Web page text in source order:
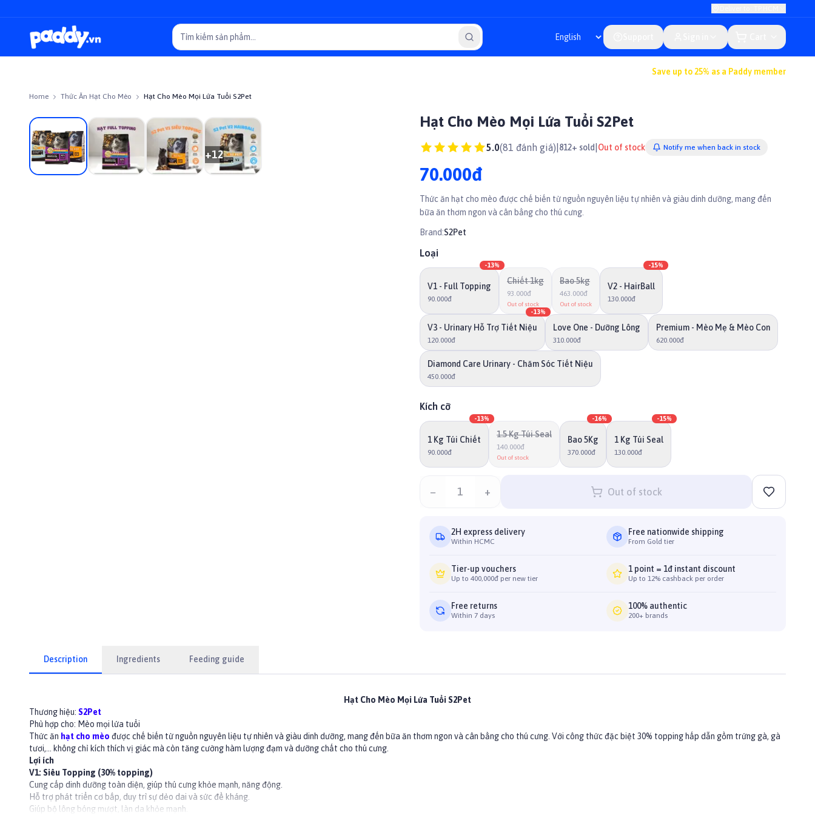
Save up to 25% as a Paddy member
Home Thức Ăn Hạt Cho Mèo Hạt Cho Mèo Mọi Lứa Tuổi S2Pet
+12
Hạt Cho Mèo Mọi Lứa Tuổi S2Pet
5.0(81 đánh giá) 812+ sold Out of stock Notify me when back in stock
70.000đ
Thức ăn hạt cho mèo được chế biến từ nguồn nguyên liệu tự nhiên và giàu dinh dưỡng, mang đến
bữa ăn thơm ngon và cân bằng cho thú cưng.
Brand:S2Pet
Loại
V1 - Full Topping
90.000đ
-13%
Chiết 1kg
93.000đ
Out of stock
Bao 5kg
463.000đ
Out of stock
V2 - HairBall
130.000đ
-15%
V3 - Urinary Hỗ Trợ Tiết Niệu
120.000đ
-13%
Love One - Dưỡng Lông
310.000đ
Premium - Mèo Mẹ & Mèo Con
620.000đ
Diamond Care Urinary - Chăm Sóc Tiết Niệu
450.000đ
Kích cỡ
1 Kg Túi Chiết
90.000đ
-13%
1.5 Kg Túi Seal
140.000đ
Out of stock
Bao 5Kg
370.000đ
-16%
1 Kg Túi Seal
130.000đ
-15%
− 1 + Out of stock
2H express delivery
Within HCMC
Free nationwide shipping
From Gold tier
Tier-up vouchers
Up to 400,000đ per new tier
1 point = 1đ instant discount
Up to 12% cashback per order
Free returns
Within 7 days
100% authentic
200+ brands
Description Ingredients Feeding guide
Hạt Cho Mèo Mọi Lứa Tuổi S2Pet
Thương hiệu: S2Pet
Phù hợp cho: Mèo mọi lứa tuổi
Thức ăn hạt cho mèo được chế biến từ nguồn nguyên liệu tự nhiên và giàu dinh dưỡng, mang đến bữa ăn thơm ngon và cân bằng cho thú cưng. Với công thức đặc biệt 30% topping hấp dẫn gồm trứng gà, gà
tươi,... không chỉ kích thích vị giác mà còn tăng cường hàm lượng đạm và dưỡng chất cho thú cưng.
Lợi ích
V1: Siêu Topping (30% topping)
Cung cấp dinh dưỡng toàn diện, giúp thú cưng khỏe mạnh, năng động.
Hỗ trợ phát triển cơ bắp, duy trì sự dẻo dai và sức đề kháng.
Giúp bộ lông bóng mượt, làn da khỏe mạnh.